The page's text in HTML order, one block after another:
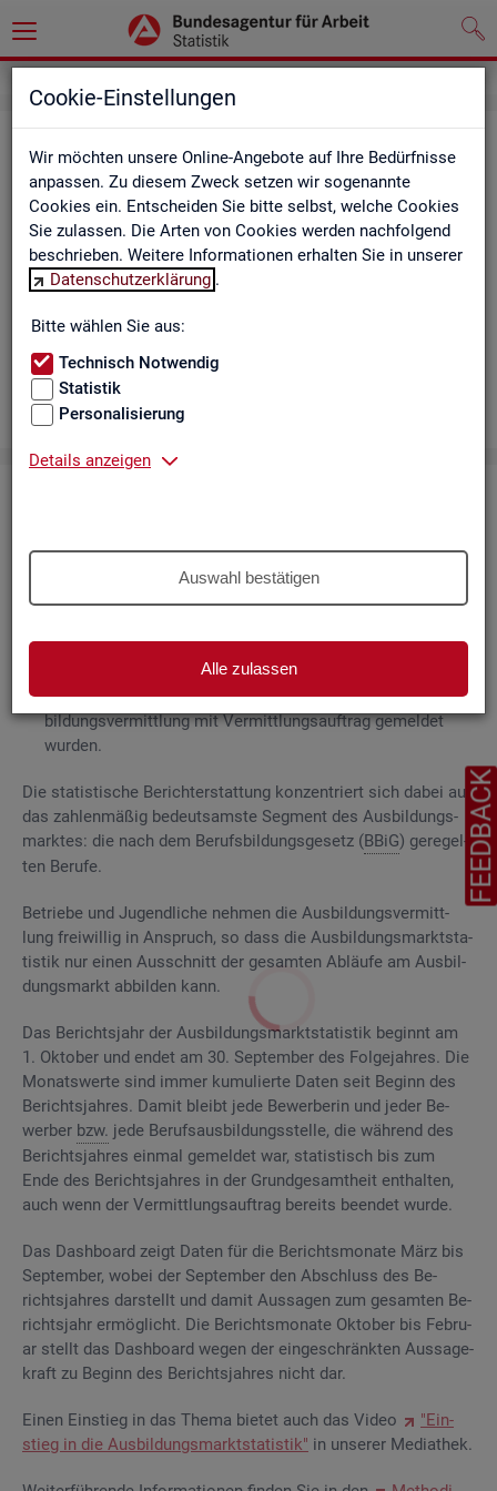
Cookie-Einstellungen
Wir möchten unsere Online-Angebote auf Ihre Bedürfnisse
anpassen. Zu diesem Zweck setzen wir sogenannte
Cookies ein. Entscheiden Sie bitte selbst, welche Cookies
Sie zulassen. Die Arten von Cookies werden nachfolgend
beschrieben. Weitere Informationen erhalten Sie in unserer
Datenschutzerklärung .
Bitte wählen Sie aus:
Technisch Notwendig
Statistik
Personalisierung
Details anzeigen
Auswahl bestätigen
Alle zulassen
Aus­bil­dungs­markt
Das Da­sh­board zeigt die wich­tigs­ten Daten zum Aus­bil­dungs­
markt in in­ter­ak­ti­ven Gra­fi­ken und Ta­bel­len. Für Deutsch­land,
Län­der, Krei­se, Agen­tur­be­zir­ke und Ar­beits­markt­re­gio­nen bil­
det es ge­mel­de­te Be­wer­be­rin­nen und Be­wer­ber sowie Be­rufs­
aus­bil­dungs­stel­len nach ge­frag­ten Merk­ma­len ab, bei­spiels­
wei­se Be­ru­fe. Neue Daten gibt es mo­nat­lich für März bis Sep­
DieAus­bil­dungs­markt­sta­tis­tik be­rich­tet über
Be­wer­be­rin­nen und Be­wer­ber für Be­rufs­aus­bil­
der Agen­tu­ren für Ar­beit undJob­cen­terzum Aus­bil­dungs­
markt in An­spruch neh­men, sowie
Be­rufs­aus­bil­dungs­stel­len, die beiAAundJCfür die Aus­
bil­dungs­ver­mitt­lung mit Ver­mitt­lungs­auf­trag ge­mel­det
wur­den.
Die sta­tis­ti­sche Be­richt­erstat­tung kon­zen­triert sich dabei auf
das zah­len­mä­ßig be­deut­sams­te Seg­ment des Aus­bil­dungs­
mark­tes: die nach dem Be­rufs­bil­dungs­ge­setz (BBiG) ge­re­gel­
ten Be­ru­fe.
Be­trie­be und Ju­gend­li­che neh­men die Aus­bil­dungs­ver­mitt­
lung frei­wil­lig in An­spruch, so dass die Aus­bil­dungs­markt­sta­
tis­tik nur einen Aus­schnitt der ge­sam­ten Ab­läu­fe am Aus­bil­
dungs­markt ab­bil­den kann.
Das Be­richts­jahr der Aus­bil­dungs­markt­sta­tis­tik be­ginnt am
1. Ok­to­ber und endet am 30. Sep­tem­ber des Fol­ge­jah­res. Die
Mo­nats­wer­te sind immer ku­mu­lier­te Daten seit Be­ginn des
Be­richts­jah­res. Damit bleibt jede Be­wer­be­rin und jeder Be­
wer­ber bzw. jede Be­rufs­aus­bil­dungs­stel­le, die wäh­rend des
Be­richts­jah­res ein­mal ge­mel­det war, sta­tis­tisch bis zum
Ende des Be­richts­jah­res in der Grund­ge­samt­heit ent­hal­ten,
auch wenn der Ver­mitt­lungs­auf­trag be­reits be­en­det wurde.
Das Da­sh­board zeigt Daten für die Be­richts­mo­na­te März bis
Sep­tem­ber, wobei der Sep­tem­ber den Ab­schluss des Be­
richts­jah­res dar­stellt und damit Aus­sa­gen zum ge­sam­ten Be­
richts­jahr er­mög­licht. Die Be­richts­mo­na­te Ok­to­ber bis Fe­bru­
ar stellt das Da­sh­board wegen der ein­ge­schränk­ten Aus­sa­ge­
kraft zu Be­ginn des Be­richts­jah­res nicht dar.
Einen Ein­stieg in das Thema bie­tet auch das Video
"Ein­
stieg in die Aus­bil­dungs­markt­sta­tis­tik" in un­se­rer Me­dia­thek.
FEEDBACK